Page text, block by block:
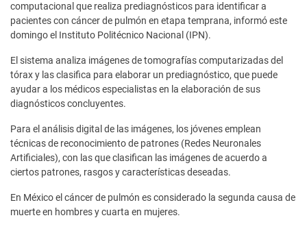
computacional que realiza prediagnósticos para identificar a
pacientes con cáncer de pulmón en etapa temprana, informó este
domingo el Instituto Politécnico Nacional (IPN).
El sistema analiza imágenes de tomografías computarizadas del
tórax y las clasifica para elaborar un prediagnóstico, que puede
ayudar a los médicos especialistas en la elaboración de sus
diagnósticos concluyentes.
Para el análisis digital de las imágenes, los jóvenes emplean
técnicas de reconocimiento de patrones (Redes Neuronales
Artificiales), con las que clasifican las imágenes de acuerdo a
ciertos patrones, rasgos y características deseadas.
En México el cáncer de pulmón es considerado la segunda causa de
muerte en hombres y cuarta en mujeres.